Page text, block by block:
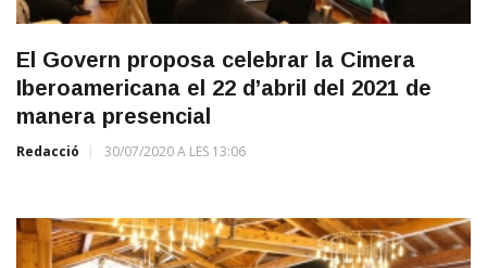
El Govern proposa celebrar la Cimera
Iberoamericana el 22 d’abril del 2021 de
manera presencial
Redacció 30/07/2020 A LES 13:06